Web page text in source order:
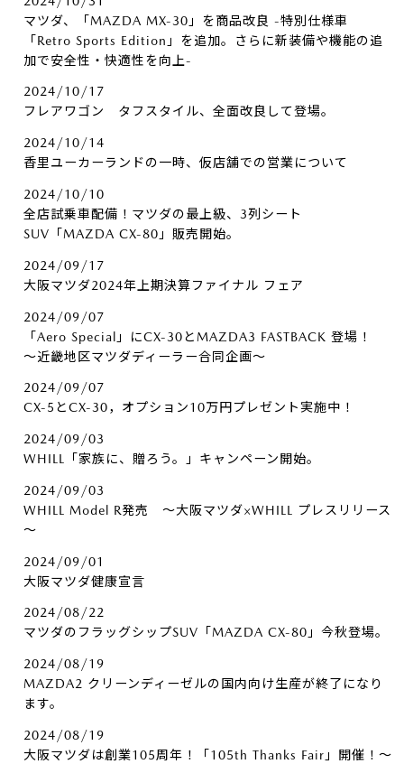
マツダ、「MAZDA MX-30」を商品改良 -特別仕様車
「Retro Sports Edition」を追加。さらに新装備や機能の追
加で安全性・快適性を向上-
2024/10/17
フレアワゴン タフスタイル、全面改良して登場。
2024/10/14
香里ユーカーランドの一時、仮店舗での営業について
2024/10/10
全店試乗車配備！マツダの最上級、3列シート
SUV「MAZDA CX-80」販売開始。
2024/09/17
大阪マツダ2024年上期決算ファイナル フェア
2024/09/07
「Aero Special」にCX-30とMAZDA3 FASTBACK 登場！
～近畿地区マツダディーラー合同企画～
2024/09/07
CX-5とCX-30，オプション10万円プレゼント実施中！
2024/09/03
WHILL「家族に、贈ろう。」キャンペーン開始。
2024/09/03
WHILL Model R発売 ～大阪マツダ×WHILL プレスリリース
～
2024/09/01
大阪マツダ健康宣言
2024/08/22
マツダのフラッグシップSUV「MAZDA CX-80」今秋登場。
2024/08/19
MAZDA2 クリーンディーゼルの国内向け生産が終了になり
ます。
2024/08/19
大阪マツダは創業105周年！「105th Thanks Fair」開催！～